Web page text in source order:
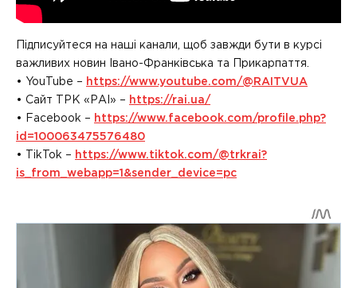
Підписуйтеся на наші канали, щоб завжди бути в курсі
важливих новин Івано-Франківська та Прикарпаття.
• YouTube – https://www.youtube.com/@RAITVUA
• Сайт ТРК «РАІ» – https://rai.ua/
• Facebook – https://www.facebook.com/profile.php?
id=100063475576480
• TikTok – https://www.tiktok.com/@trkrai?
is_from_webapp=1&sender_device=pc